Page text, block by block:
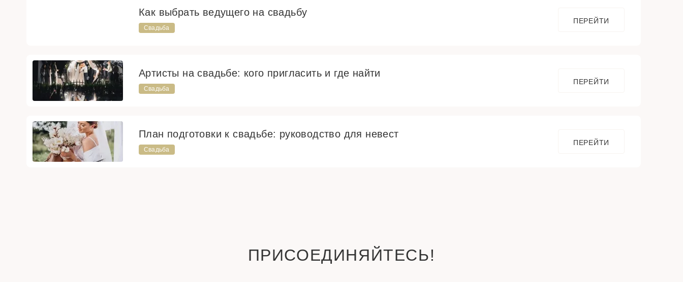
Как выбрать ведущего на свадьбу
Свадьба
ПЕРЕЙТИ
Артисты на свадьбе: кого пригласить и где найти
Свадьба
ПЕРЕЙТИ
План подготовки к свадьбе: руководство для невест
Свадьба
ПЕРЕЙТИ
ПРИСОЕДИНЯЙТЕСЬ!